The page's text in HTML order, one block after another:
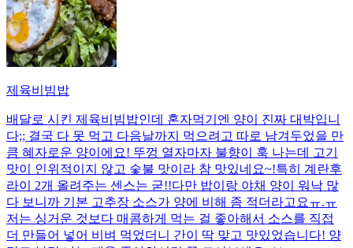
제육비빔밥
배달로 시킨 제육비빔밥인데 혼자먹기엔 양이 진짜 대박입니
다;; 결국 다 못 먹고 다음날까지 먹으려고 따로 남겨두었을 만
큼 혜자로운 양이에요! 뚜껑 열자마자 불향이 훅 나는데 고기
맛이 인위적이지 않고 숯불 맛이라 참 맛있네요~!특히 계란후
라이 2개 올려주는 센스는 굳!! ​다만 밥이랑 야채 양이 워낙 많
다 보니까 기본 고추장 소스가 양에 비해 좀 적더라고요ㅠ.ㅠ
저는 싱거운 것보다 매콤하게 먹는 걸 좋아해서 소스를 직접
더 만들어 넣어 비벼 먹었더니 간이 딱 맞고 맛있었습니다! 양